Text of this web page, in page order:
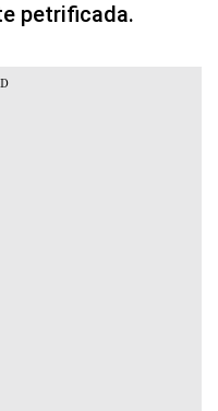
petrificada.